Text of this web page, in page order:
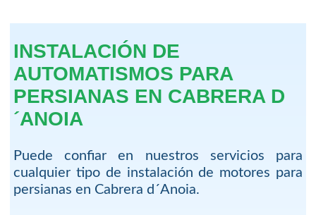
INSTALACIÓN DE
AUTOMATISMOS PARA
PERSIANAS EN CABRERA D
´ANOIA
Puede confiar en nuestros servicios para
cualquier tipo de instalación de motores para
persianas en Cabrera d´Anoia.